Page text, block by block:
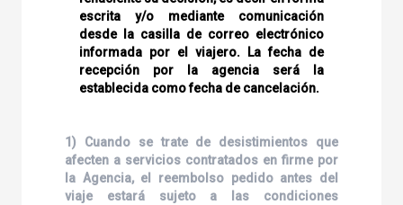
escrita y/o mediante comunicación
desde la casilla de correo electrónico
informada por el viajero. La fecha de
recepción por la agencia será la
establecida como fecha de cancelación.
1) Cuando se trate de desistimientos que
afecten a servicios contratados en firme por
la Agencia, el reembolso pedido antes del
viaje estará sujeto a las condiciones